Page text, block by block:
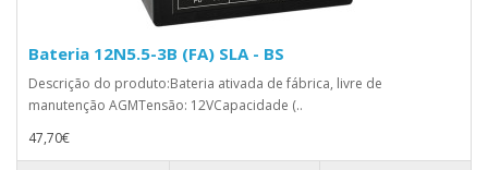
Bateria 12N5.5-3B (FA) SLA - BS
Descrição do produto:Bateria ativada de fábrica, livre de
manutenção AGMTensão: 12VCapacidade (..
47,70€